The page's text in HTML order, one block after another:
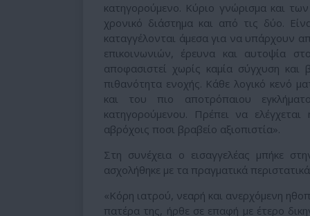
κατηγορούμενο. Κύριο γνώρισμα και
χρονικό διάστημα και από τις δύο.
καταγγέλονται άμεσα για να υπάρχουν
επικοινωνιών, έρευνα και αυτοψία
αποφασιστεί χωρίς καμία σύγχυση και
πιθανότητα ενοχής. Κάθε λογικό κενό
και του πιο αποτρόπαιου
κατηγορούμενου. Πρέπει να
αβρόχοις ποσι βραβείο αξιοπιστία».
Στη συνέχεια ο εισαγγελέας μπήκε
ασχολήθηκε με τα πραγματικά
«Κόρη ιατρού, νεαρή και ανερχόμενη
πατέρα της, ήρθε σε επαφή με έτερο